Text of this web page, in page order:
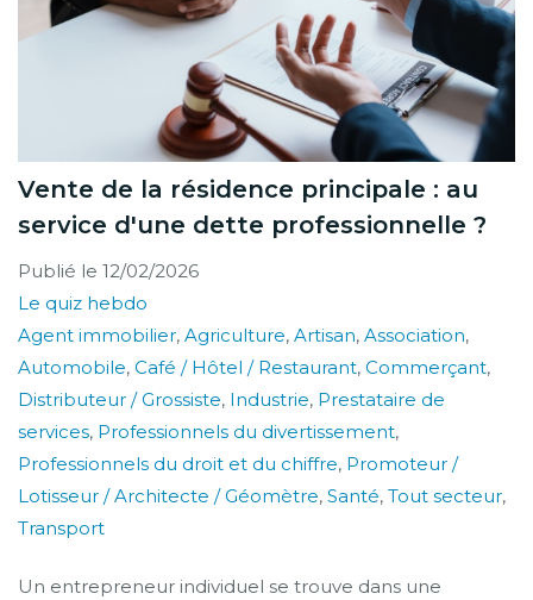
Vente de la résidence principale : au
service d'une dette professionnelle ?
Publié le 12/02/2026
Le quiz hebdo
Agent immobilier, Agriculture, Artisan, Association,
Automobile, Café / Hôtel / Restaurant, Commerçant,
Distributeur / Grossiste, Industrie, Prestataire de
services, Professionnels du divertissement,
Professionnels du droit et du chiffre, Promoteur /
Lotisseur / Architecte / Géomètre, Santé, Tout secteur,
Transport
Un entrepreneur individuel se trouve dans une